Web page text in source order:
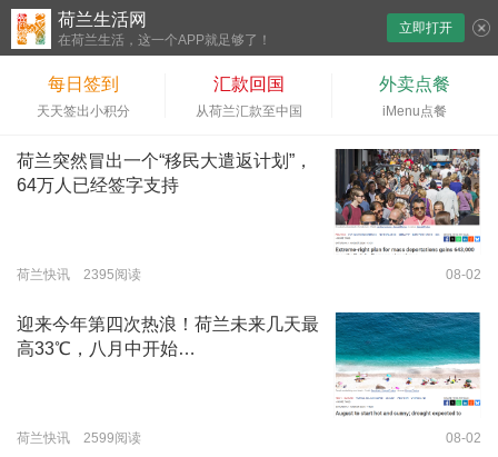
荷兰生活网
在荷兰生活，这一个APP就足够了！
立即打开
每日签到
天天签出小积分
汇款回国
从荷兰汇款至中国
外卖点餐
iMenu点餐
荷兰突然冒出一个“移民大遣返计划”，
64万人已经签字支持
荷兰快讯 2395阅读 08-02
迎来今年第四次热浪！荷兰未来几天最
高33℃，八月中开始…
荷兰快讯 2599阅读 08-02